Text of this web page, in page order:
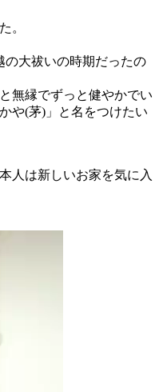
。
の大祓いの時期だったの
無縁でずっと健やかでい
や(茅)」と名をつけたい
人は新しいお家を気に入